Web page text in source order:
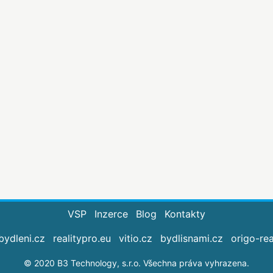
VSP Inzerce Blog
Kontakty
realitypro.eu vitio.cz bydlisnami.cz origo-
© 2020 B3 Technology, s.r.o. Všechna práva vyhrazena.